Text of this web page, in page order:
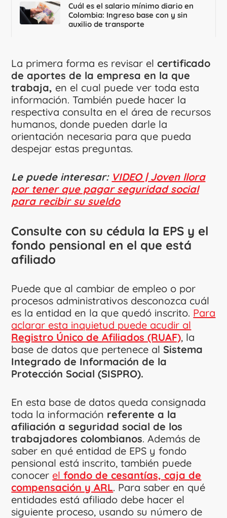
Cuál es el salario mínimo diario en
Colombia: Ingreso base con y sin
auxilio de transporte
La primera forma es revisar elcertificado
de aportes de la empresa en la que
trabaja, en el cual puede ver toda esta
información. También puede hacer la
respectiva consulta en el área de recursos
humanos, donde pueden darle la
orientación necesaria para que pueda
despejar estas preguntas.
Le puede interesar: VIDEO | Joven llora
por tener que pagar seguridad social
para recibir su sueldo
Consulte con su cédula la EPS y el
fondo pensional en el que está
afiliado
Puede que al cambiar de empleo o por
procesos administrativos desconozca cuál
es la entidad en la que quedó inscrito. Para
aclarar esta inquietud puede acudir al
Registro Único de Afiliados (RUAF), la
base de datos que pertenece al Sistema
Integrado de Información de la
Protección Social (SISPRO).
En esta base de datos queda consignada
toda la información referente a la
afiliación a seguridad social de los
trabajadores colombianos. Además de
saber en qué entidad de EPS y fondo
pensional está inscrito, también puede
conocer elfondo de cesantías, caja de
compensación y ARL. Para saber en qué
entidades está afiliado debe hacer el
siguiente proceso, usando su número de